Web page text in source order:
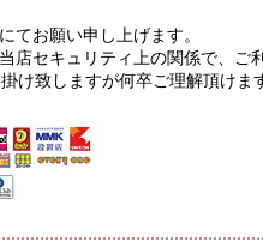
てお願い申し上げます。
店セキュリティ上の関係で、ご
け致しますが何卒ご理解頂けま